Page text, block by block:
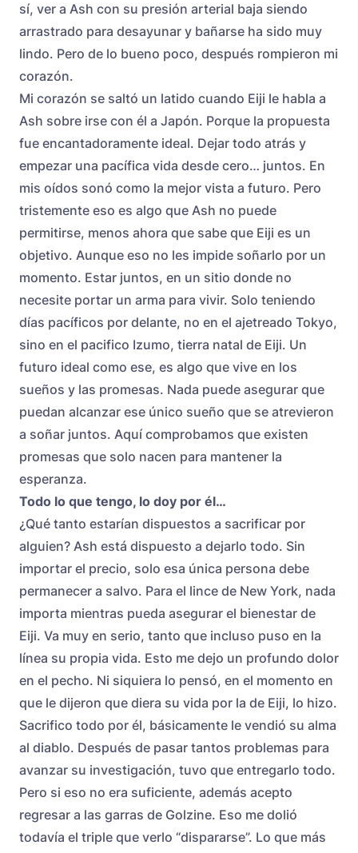
sí, ver a Ash con su presión arterial baja siendo
arrastrado para desayunar y bañarse ha sido muy
lindo. Pero de lo bueno poco, después rompieron mi
corazón.
Mi corazón se saltó un latido cuando Eiji le habla a
Ash sobre irse con él a Japón. Porque la propuesta
fue encantadoramente ideal. Dejar todo atrás y
empezar una pacífica vida desde cero… juntos. En
mis oídos sonó como la mejor vista a futuro. Pero
tristemente eso es algo que Ash no puede
permitirse, menos ahora que sabe que Eiji es un
objetivo. Aunque eso no les impide soñarlo por un
momento. Estar juntos, en un sitio donde no
necesite portar un arma para vivir. Solo teniendo
días pacíficos por delante, no en el ajetreado Tokyo,
sino en el pacifico Izumo, tierra natal de Eiji. Un
futuro ideal como ese, es algo que vive en los
sueños y las promesas. Nada puede asegurar que
puedan alcanzar ese único sueño que se atrevieron
a soñar juntos. Aquí comprobamos que existen
promesas que solo nacen para mantener la
esperanza.
Todo lo que tengo, lo doy por él…
¿Qué tanto estarían dispuestos a sacrificar por
alguien? Ash está dispuesto a dejarlo todo. Sin
importar el precio, solo esa única persona debe
permanecer a salvo. Para el lince de New York, nada
importa mientras pueda asegurar el bienestar de
Eiji. Va muy en serio, tanto que incluso puso en la
línea su propia vida. Esto me dejo un profundo dolor
en el pecho. Ni siquiera lo pensó, en el momento en
que le dijeron que diera su vida por la de Eiji, lo hizo.
Sacrifico todo por él, básicamente le vendió su alma
al diablo. Después de pasar tantos problemas para
avanzar su investigación, tuvo que entregarlo todo.
Pero si eso no era suficiente, además acepto
regresar a las garras de Golzine. Eso me dolió
todavía el triple que verlo “dispararse”. Lo que más